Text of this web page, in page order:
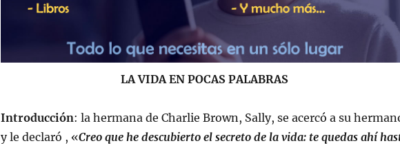
LA VIDA EN POCAS PALABRAS
Introducción: la hermana de Charlie Brown, Sally, se acercó a su
y le declaró , «Creo que he descubierto el secreto de la vida: te quedas ahí